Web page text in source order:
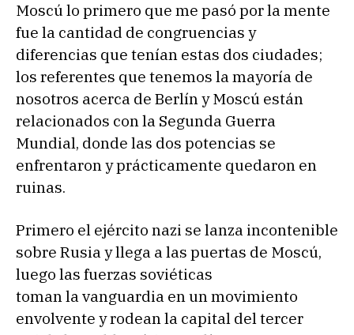
Moscú lo primero que me pasó por la mente
fue la cantidad de congruencias y
diferencias que tenían estas dos ciudades;
los referentes que tenemos la mayoría de
nosotros acerca de Berlín y Moscú están
relacionados con la Segunda Guerra
Mundial, donde las dos potencias se
enfrentaron y prácticamente quedaron en
ruinas.
Primero el ejército nazi se lanza incontenible
sobre Rusia y llega a las puertas de Moscú,
luego las fuerzas soviéticas
toman la vanguardia en un movimiento
envolvente y rodean la capital del tercer